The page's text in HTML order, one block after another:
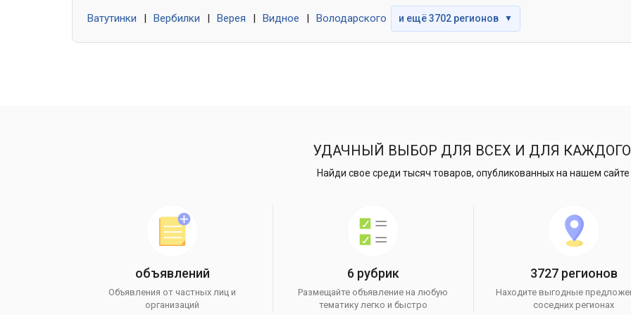
Ватутинки Вербилки Верея Видное Володарского и ещё 3702 регионов ▼
УДАЧНЫЙ ВЫБОР ДЛЯ ВСЕХ И ДЛЯ
Найди свое среди тысяч товаров, опубликованных на нашем сайте
объявлений
Объявления от частных лиц и
организаций
6 рубрик
Размещайте объявление на любую
тематику легко и быстро
3727 регионов
Находите выгодные
соседних регионах